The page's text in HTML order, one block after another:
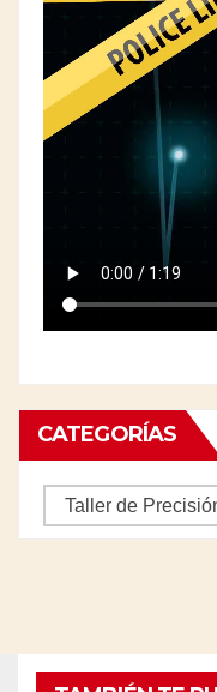
CATEGORÍAS
Categorías